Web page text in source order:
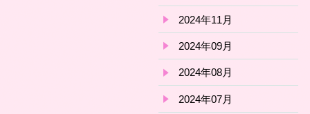
2024年11月
2024年09月
2024年08月
2024年07月